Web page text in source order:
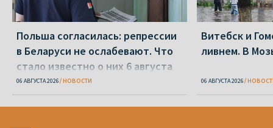
Польша согласилась: репрессии
в Беларуси не ослабевают. Что
стало известно о них 6 августа
06 АВГУСТА 2026 НОВОСТИ
Витебск и
ливнем. В
06 АВГУСТА 2026